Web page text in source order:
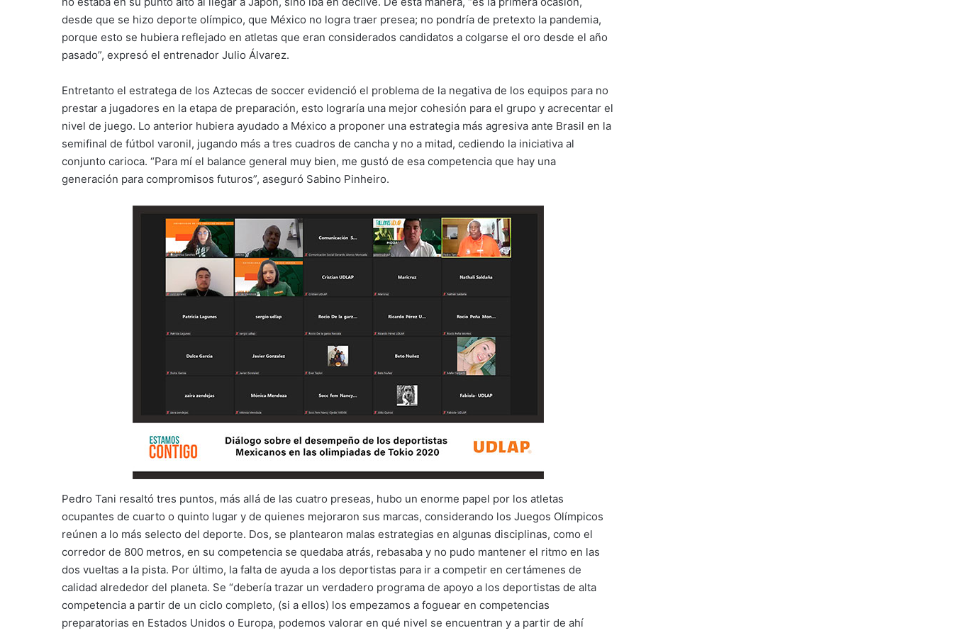
desde que se hizo deporte olímpico, que México no logra traer presea; no pondría de pretexto la pandemia,
porque esto se hubiera reflejado en atletas que eran considerados candidatos a colgarse el oro desde el año
pasado”, expresó el entrenador Julio Álvarez.
Entretanto el estratega de los Aztecas de soccer evidenció el problema de la negativa de los equipos para no
prestar a jugadores en la etapa de preparación, esto lograría una mejor cohesión para el grupo y acrecentar el
nivel de juego. Lo anterior hubiera ayudado a México a proponer una estrategia más agresiva ante Brasil en la
semifinal de fútbol varonil, jugando más a tres cuadros de cancha y no a mitad, cediendo la iniciativa al
conjunto carioca. “Para mí el balance general muy bien, me gustó de esa competencia que hay una
generación para compromisos futuros”, aseguró Sabino Pinheiro.
Pedro Tani resaltó tres puntos, más allá de las cuatro preseas, hubo un enorme papel por los atletas
ocupantes de cuarto o quinto lugar y de quienes mejoraron sus marcas, considerando los Juegos Olímpicos
reúnen a lo más selecto del deporte. Dos, se plantearon malas estrategias en algunas disciplinas, como el
corredor de 800 metros, en su competencia se quedaba atrás, rebasaba y no pudo mantener el ritmo en las
dos vueltas a la pista. Por último, la falta de ayuda a los deportistas para ir a competir en certámenes de
calidad alrededor del planeta. Se “debería trazar un verdadero programa de apoyo a los deportistas de alta
competencia a partir de un ciclo completo, (si a ellos) los empezamos a foguear en competencias
preparatorias en Estados Unidos o Europa, podemos valorar en qué nivel se encuentran y a partir de ahí